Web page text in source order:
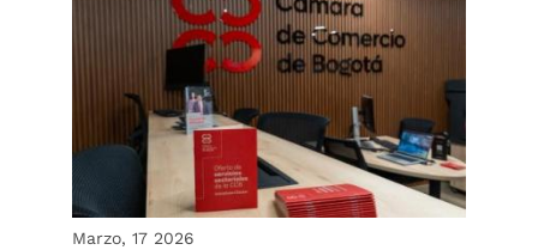
Marzo, 17 2026